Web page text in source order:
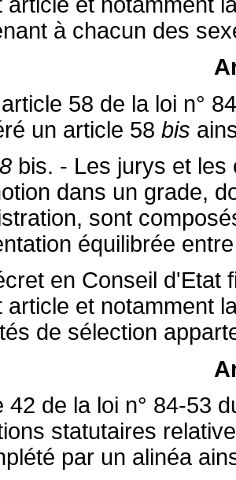
à chacun des
58 de la loi n°
un article 58 bis
bis. - Les jurys et
dans un grade,
sont
équilibrée
en Conseil d'Etat
article et notamment
de sélection
42 de la loi n° 84-53
statutaires
par un alinéa